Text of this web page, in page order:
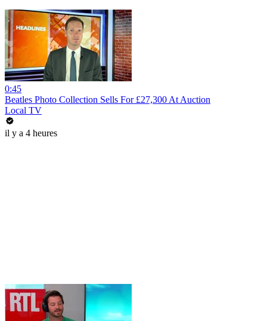
0:45
Beatles Photo Collection Sells For £27,300 At Auction
Local TV
il y a 4 heures